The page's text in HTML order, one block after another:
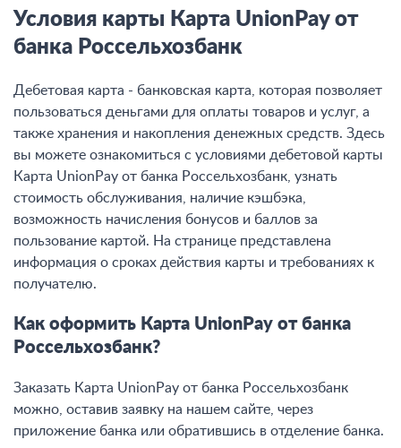
Условия карты Карта UnionPay от
банка Россельхозбанк
Дебетовая карта - банковская карта, которая позволяет
пользоваться деньгами для оплаты товаров и услуг, а
также хранения и накопления денежных средств. Здесь
вы можете ознакомиться с условиями дебетовой карты
Карта UnionPay от банка Россельхозбанк, узнать
стоимость обслуживания, наличие кэшбэка,
возможность начисления бонусов и баллов за
пользование картой. На странице представлена
информация о сроках действия карты и требованиях к
получателю.
Как оформить Карта UnionPay от банка
Россельхозбанк?
Заказать Карта UnionPay от банка Россельхозбанк
можно, оставив заявку на нашем сайте, через
приложение банка или обратившись в отделение банка.